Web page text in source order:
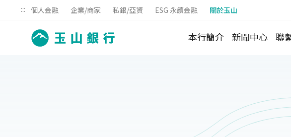
::: 個人金融 企業/商家 私銀/亞資 ESG 永續金融 關於玉山
本行簡介 新聞中心 聯